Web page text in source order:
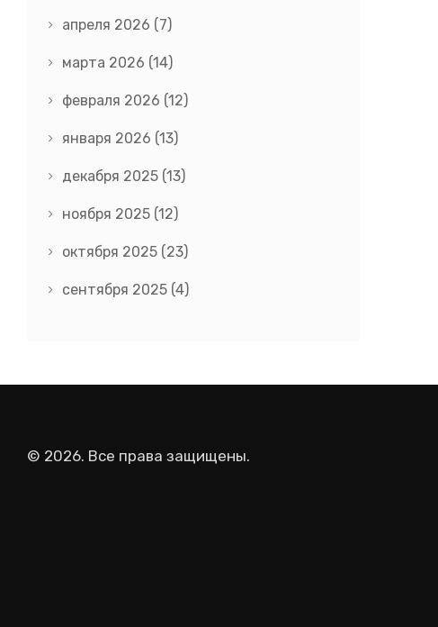
апреля 2026 (7)
марта 2026 (14)
февраля 2026 (12)
января 2026 (13)
декабря 2025 (13)
ноября 2025 (12)
октября 2025 (23)
сентября 2025 (4)
© 2026. Все права защищены.